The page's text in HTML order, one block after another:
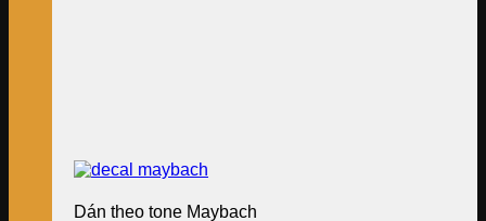
Dán theo tone Maybach